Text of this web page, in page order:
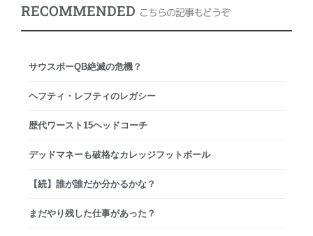
RECOMMENDED こちらの記事もどうぞ
サウスポーQB絶滅の危機？
ヘフティ・レフティのレガシー
歴代ワースト15ヘッドコーチ
デッドマネーも破格なカレッジフットボール
【続】誰が誰だか分かるかな？
まだやり残した仕事があった？